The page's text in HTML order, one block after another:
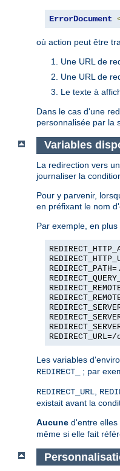
ErrorDocument
où action peut être
Une URL de
Une URL de
Le texte à
Dans le cas d'une
personnalisée par la
Variables
La redirection vers
journaliser la
Pour y parvenir,
en préfixant le nom
Par exemple, en
Les variables
REDIRECT_
; par
REDIRECT_URL
existait avant la
Aucune d'entre elles
même si elle fait